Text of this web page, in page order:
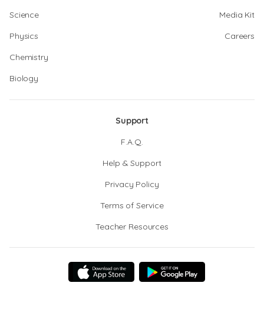
Science
Physics
Chemistry
Biology
Media Kit
Careers
Support
F.A.Q.
Help & Support
Privacy Policy
Terms of Service
Teacher Resources